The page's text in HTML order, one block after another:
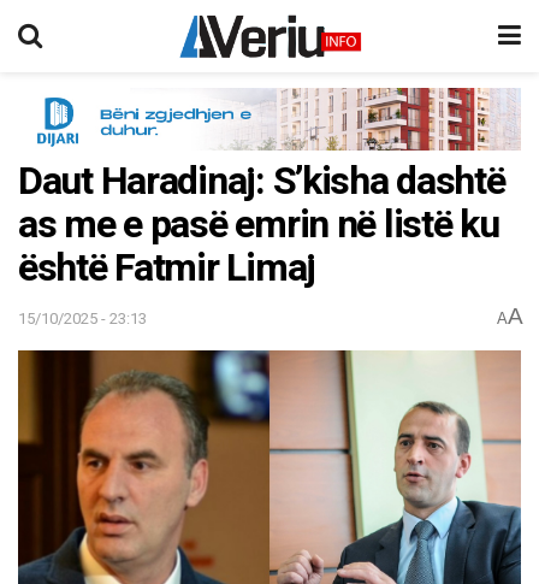
Daut Haradinaj: S’kisha dashtë
as me e pasë emrin në listë ku
është Fatmir Limaj
15/10/2025 - 23:13 AA